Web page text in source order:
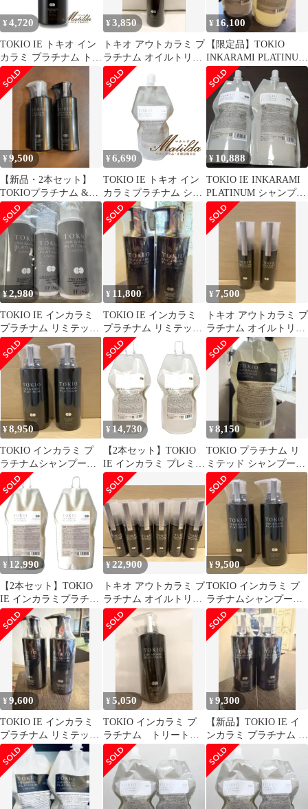
¥ 4,720
TOKIO IE トキオ イン
カラミ プラチナム トリ
ートメント400g
¥3,850
トキオ アウトカラミ プ
ラチナム オイルトリー
トメント 100mL
¥ 16,100
【限定品】TOKIO
INKARAMI PLATINUM
LIMITED
¥9,500
【新品・2本セット】
TOKIOプラチナム &プ
ラチナムリミテッド ト
リートメント
¥ 6,690
TOKIO IE トキオ イン
カラミプラチナム シャ
ンプー700ml
¥ 10,888
TOKIO IE INKARAMI
PLATINUM シャンプー
＆トリートメント
¥2,980
TOKIO IE インカラミ
プラチナム リミテッド
トライアル
¥ 11,800
TOKIO IE インカラミ
プラチナム リミテッド
シャンプー＆トリート
メント
¥ 7,500
トキオ アウトカラミ プ
ラチナム オイルトリー
トメント 100mL・２本
セット
¥8,950
TOKIO インカラミ プ
ラチナムシャンプー
400mlトリートメント
400g
¥ 14,730
【2本セット】TOKIO
IE インカラミ プレミア
ム シャンプー 700ml
¥8,150
TOKIO プラチナム リ
ミテッド シャンプー
700ml 美容室専売品
¥ 12,990
【2本セット】TOKIO
IE インカラミプラチナ
ム シャンプー700ml
¥22,900
トキオ アウトカラミ プ
ラチナム オイルトリー
トメント 100mL×6
¥9,500
TOKIO インカラミ プ
ラチナムシャンプー
400mlトリートメント
400g
¥9,600
TOKIO IE インカラミ
プラチナム リミテッド
シャンプー 400ml×2本
¥5,050
TOKIO インカラミ プ
ラチナム トリートメ
ント400g
¥9,300
【新品】TOKIO IE イ
ンカラミ プラチナム シ
ャンプー2本 トキオ専
売品